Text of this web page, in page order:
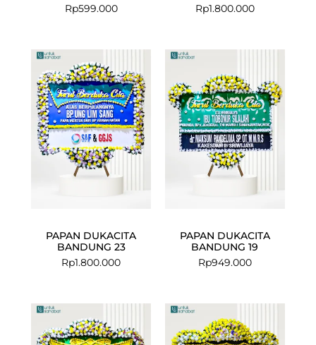
Rp599.000
Rp1.800.000
PAPAN DUKACITA
BANDUNG 23
Rp1.800.000
PAPAN DUKACITA
BANDUNG 19
Rp949.000